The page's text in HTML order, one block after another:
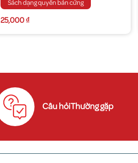
Sách dạng quyển bản cứng
25,000₫
Câu hỏiThường gặp